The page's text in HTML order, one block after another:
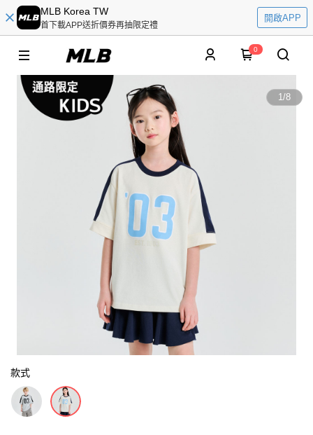
MLB Korea TW
首下載APP送折價券再抽限定禮
開啟APP
0
1/8
款式